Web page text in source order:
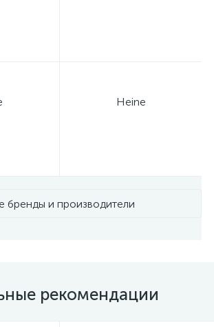
Heine
бренды и производители
рекомендации